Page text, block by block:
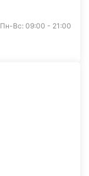
Пн-Вс: 09:00 - 21:00